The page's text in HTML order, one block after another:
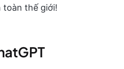
toàn thế giới!